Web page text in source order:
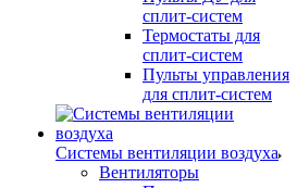
сплит-систем
Термостаты для
сплит-систем
Пульты управления
для сплит-систем
Системы вентиляции воздуха
Вентиляторы